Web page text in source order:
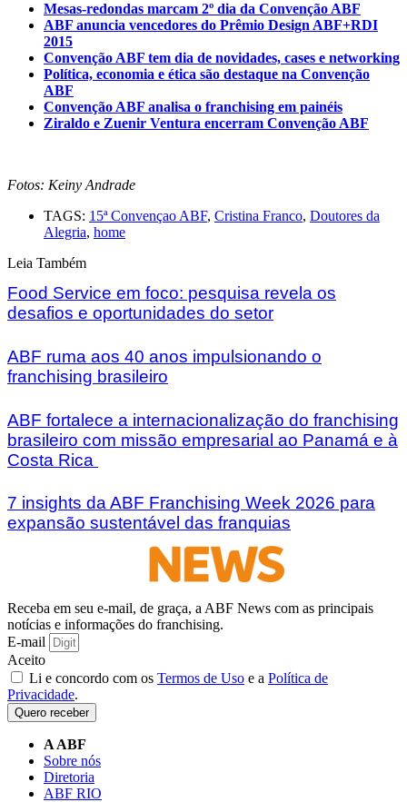
Mesas-redondas marcam 2º dia da Convenção ABF
ABF anuncia vencedores do Prêmio Design ABF+RDI
2015
Convenção ABF tem dia de novidades, cases e networking
Política, economia e ética são destaque na Convenção
ABF
Convenção ABF analisa o franchising em painéis
Ziraldo e Zuenir Ventura encerram Convenção ABF
Fotos: Keiny Andrade
TAGS: 15ª Convençao ABF, Cristina Franco, Doutores da
Alegria, home
Leia Também
Food Service em foco: pesquisa revela os
desafios e oportunidades do setor
ABF ruma aos 40 anos impulsionando o
franchising brasileiro
ABF fortalece a internacionalização do franchising
brasileiro com missão empresarial ao Panamá e à
Costa Rica
7 insights da ABF Franchising Week 2026 para
expansão sustentável das franquias
Receba em seu e-mail, de graça, a ABF News com as principais
notícias e informações do franchising.
E-mail
Aceito
Li e concordo com os Termos de Uso e a Política de
Privacidade.
Quero receber
A ABF
Sobre nós
Diretoria
ABF RIO